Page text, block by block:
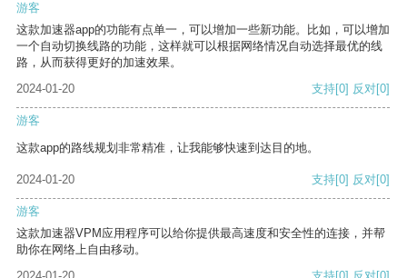
游客
这款加速器app的功能有点单一，可以增加一些新功能。比如，可以增加
一个自动切换线路的功能，这样就可以根据网络情况自动选择最优的线
路，从而获得更好的加速效果。
2024-01-20
支持[0] 反对[0]
游客
这款app的路线规划非常精准，让我能够快速到达目的地。
2024-01-20 支持[0] 反对[0]
游客
这款加速器VPM应用程序可以给你提供最高速度和安全性的连接，并帮
助你在网络上自由移动。